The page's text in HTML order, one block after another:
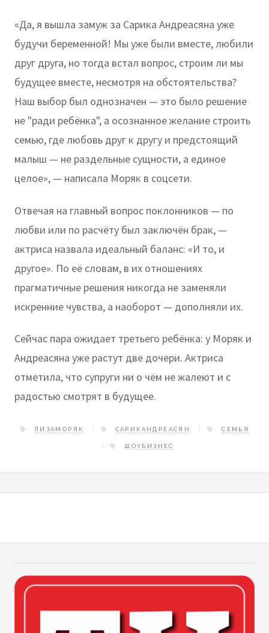
«Да, я вышла замуж за Сарика Андреасяна уже
будучи беременной! Мы уже были вместе, любили
друг друга, но тогда встал вопрос, строим ли мы
будущее вместе, несмотря на обстоятельства?
Наш выбор был однозначен — это было решение
не "ради ребёнка", а осознанное желание строить
семью, где любовь друг к другу и предстоящий
малыш — не раздельные сущности, а единое
целое», — написала Моряк в соцсети.
Отвечая на главный вопрос поклонников — по
любви или по расчёту был заключён брак, —
актриса назвала идеальный баланс: «И то, и
другое». По её словам, в их отношениях
прагматичные решения никогда не заменяли
искренние чувства, а наоборот — дополняли их.
Сейчас пара ожидает третьего ребёнка: у Моряк и
Андреасяна уже растут две дочери. Актриса
отметила, что супруги ни о чём не жалеют и с
радостью смотрят в будущее.
ЛИЗАМОРЯК САРИКАНДРЕАСЯН СЕМЬЯ
ШОУБИЗНЕС